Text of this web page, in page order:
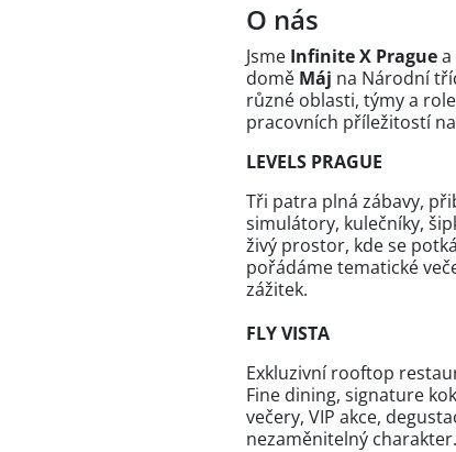
O nás
Jsme Infinite X Prague
domě Máj na Národní
různé oblasti, týmy a
pracovních příležitostí
LEVELS PRAGUE
Tři patra plná zábavy,
simulátory, kulečníky,
živý prostor, kde se
pořádáme tematické
zážitek.
FLY VISTA
Exkluzivní rooftop
Fine dining, signature
večery, VIP akce,
nezaměnitelný charakter.